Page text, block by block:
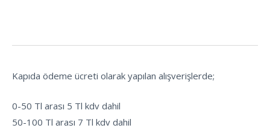
Kapıda ödeme ücreti olarak yapılan alışverişlerde;
0-50 Tl arası 5 Tl kdv dahil
50-100 Tl arası 7 Tl kdv dahil